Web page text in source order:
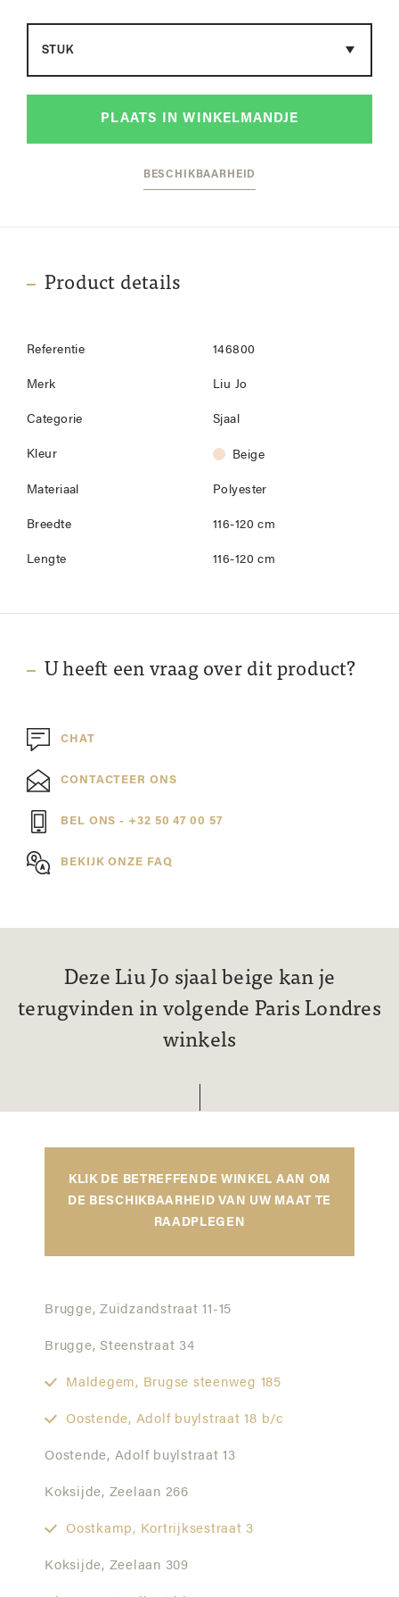
PLAATS IN WINKELMANDJE
BESCHIKBAARHEID
Product details
Referentie 146800
Merk Liu Jo
Categorie Sjaal
Kleur Beige
Materiaal Polyester
Breedte 116-120 cm
Lengte 116-120 cm
U heeft een vraag over dit product?
CHAT
CONTACTEER ONS
BEL ONS - +32 50 47 00 57
BEKIJK ONZE FAQ
Deze Liu Jo sjaal beige kan je
terugvinden in volgende Paris Londres
winkels
KLIK DE BETREFFENDE WINKEL AAN OM
DE BESCHIKBAARHEID VAN UW MAAT TE
RAADPLEGEN
Brugge, Zuidzandstraat 11-15
Brugge, Steenstraat 34
Maldegem, Brugse steenweg 185
Oostende, Adolf buylstraat 18 b/c
Oostende, Adolf buylstraat 13
Koksijde, Zeelaan 266
Oostkamp, Kortrijksestraat 3
Koksijde, Zeelaan 309